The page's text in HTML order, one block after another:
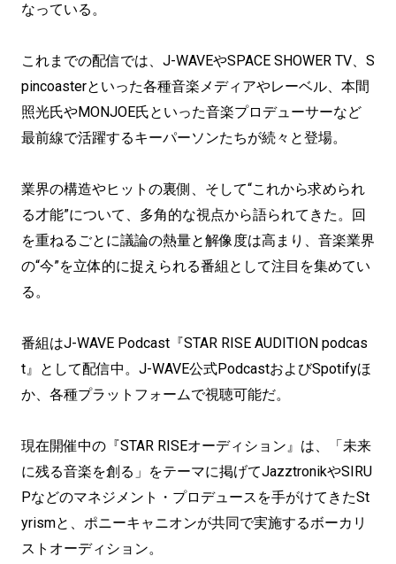
なっている。
これまでの配信では、J-WAVEやSPACE SHOWER TV、S
pincoasterといった各種音楽メディアやレーベル、本間
照光氏やMONJOE氏といった音楽プロデューサーなど
最前線で活躍するキーパーソンたちが続々と登場。
業界の構造やヒットの裏側、そして“これから求められ
る才能”について、多角的な視点から語られてきた。回
を重ねるごとに議論の熱量と解像度は高まり、音楽業界
の“今”を立体的に捉えられる番組として注目を集めてい
る。
番組はJ-WAVE Podcast『STAR RISE AUDITION podcas
t』として配信中。J-WAVE公式PodcastおよびSpotifyほ
か、各種プラットフォームで視聴可能だ。
現在開催中の『STAR RISEオーディション』は、「未来
に残る音楽を創る」をテーマに掲げてJazztronikやSIRU
Pなどのマネジメント・プロデュースを手がけてきたSt
yrismと、ポニーキャニオンが共同で実施するボーカリ
ストオーディション。